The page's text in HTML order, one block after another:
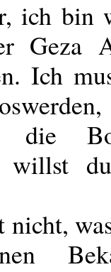
ich bin
Geza
Ich
willst